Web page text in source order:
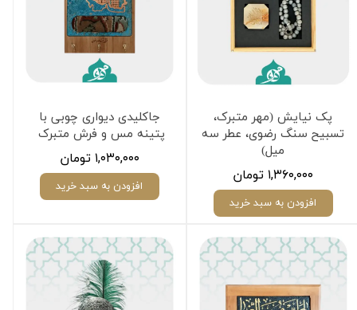
پک نیایش (مهر متبرک،
تسبیح سنگ رضوی، عطر سه
میل)
۱,۳۶۰,۰۰۰ تومان
افزودن به سبد خرید
جاکلیدی دیواری چوبی با
پتینه مس و فرش متبرک
۱,۰۳۰,۰۰۰ تومان
افزودن به سبد خرید